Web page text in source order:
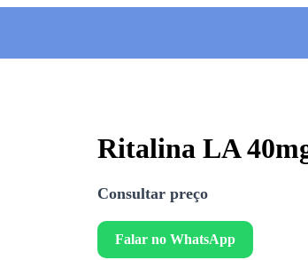
Ritalina LA
Consultar preço
Falar no WhatsApp